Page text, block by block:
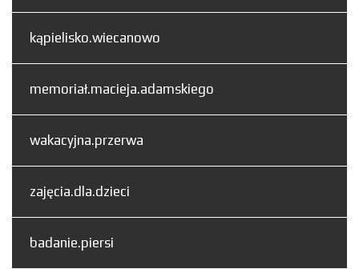
kąpielisko.wiecanowo
memoriał.macieja.adamskiego
wakacyjna.przerwa
zajęcia.dla.dzieci
badanie.piersi